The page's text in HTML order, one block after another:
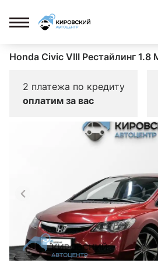
Honda Civic VIII Рестайлинг
2 платежа по кредиту
оплатим за вас